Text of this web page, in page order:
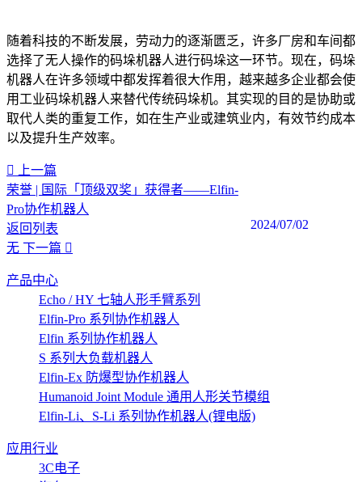
随着科技的不断发展，劳动力的逐渐匮乏，许多厂房和车间都
选择了无人操作的码垛机器人进行码垛这一环节。现在，码垛
机器人在许多领域中都发挥着很大作用，越来越多企业都会使
用工业码垛机器人来替代传统码垛机。其实现的目的是协助或
取代人类的重复工作，如在生产业或建筑业内，有效节约成本
以及提升生产效率。
上一篇
荣誉 | 国际「顶级双奖」获得者——Elfin-
Pro协作机器人
2024/07/02
返回列表
无 下一篇
产品中心
Echo / HY 七轴人形手臂系列
Elfin-Pro 系列协作机器人
Elfin 系列协作机器人
S 系列大负载机器人
Elfin-Ex 防爆型协作机器人
Humanoid Joint Module 通用人形关节模组
Elfin-Li、S-Li 系列协作机器人(锂电版)
应用行业
3C电子